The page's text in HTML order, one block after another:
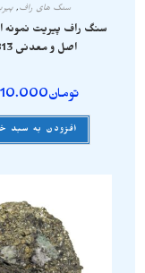
سنگ های راف,
سنگ راف پیریت نمونه
اصل و معدنی S1813
تومان
افزودن به سبد